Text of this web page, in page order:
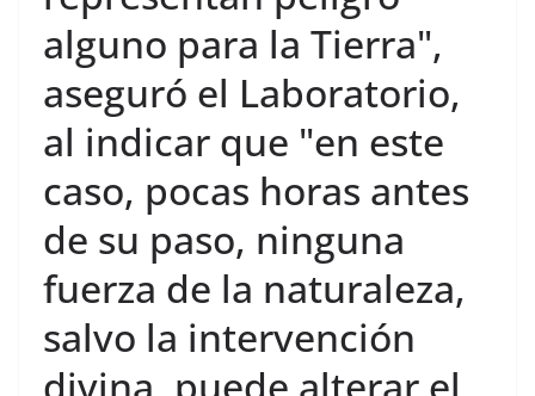
alguno para la Tierra",
aseguró el Laboratorio,
al indicar que "en este
caso, pocas horas antes
de su paso, ninguna
fuerza de la naturaleza,
salvo la intervención